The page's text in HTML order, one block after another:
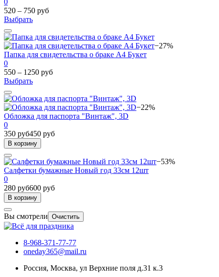
0
520 – 750 руб
Выбрать
−27%
Папка для свидетельства о браке А4 Букет
0
550 – 1250 руб
Выбрать
−22%
Обложка для паспорта "Винтаж", 3D
0
350 руб450 руб
В корзину
−53%
Салфетки бумажные Новый год 33см 12шт
0
280 руб600 руб
В корзину
Вы смотрели Очистить
8-968-371-77-77
oneday365@mail.ru
Россия, Москва, ул Верхние поля д.31 к.3